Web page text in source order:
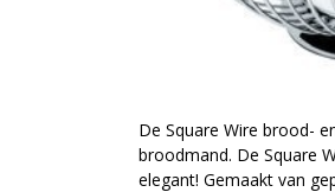
De Square Wire brood-
broodmand. De Square
elegant! Gemaakt van